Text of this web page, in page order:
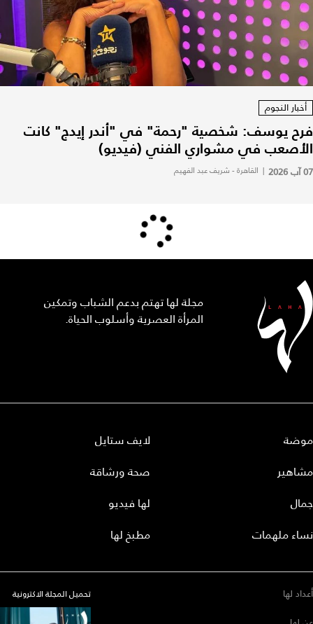
أخبار النجوم
فرح يوسف: شخصية "رحمة" في "أندر إيدج" كانت
الأصعب في مشواري الفني (فيديو)
07 آب 2026 | القاهرة - شريف عبد الفهيم
مجلة لها تهتم بدعم الشباب وتمكين
المرأة العصرية وأسلوب الحياة.
موضة
مشاهير
جمال
نساء ملهمات
لايف ستايل
صحة ورشاقة
لها فيديو
مطبخ لها
أعداد لها
تحميل المجلة الاكترونية